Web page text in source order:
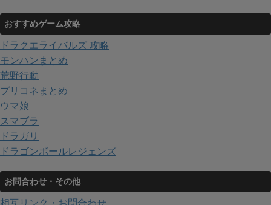
おすすめゲーム攻略
ドラクエライバルズ 攻略
モンハンまとめ
荒野行動
プリコネまとめ
ウマ娘
スマブラ
ドラガリ
ドラゴンボールレジェンズ
お問合わせ・その他